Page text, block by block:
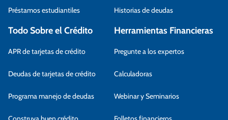
Préstamos estudiantiles Historias de deudas
Todo Sobre el Crédito
APR de tarjetas de crédito
Deudas de tarjetas de crédito
Programa manejo de deudas
Herramientas Financieras
Pregunte a los expertos
Calculadoras
Webinar y Seminarios